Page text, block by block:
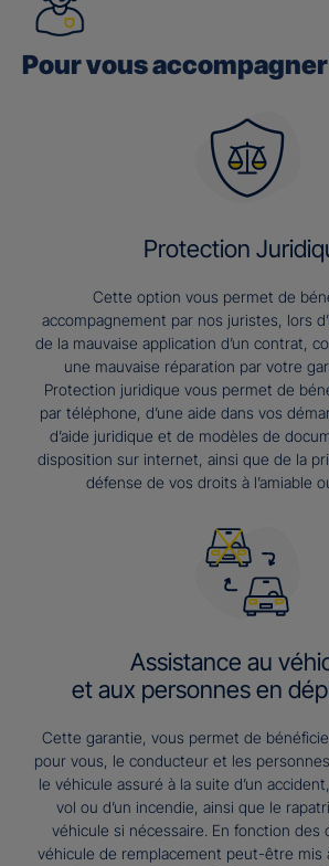
Pour vous
Protection
Cette option vous permet de
accompagnement par nos juristes, lors
de la mauvaise application d’un contrat,
une mauvaise réparation par votre
Protection juridique vous permet de
par téléphone, d’une aide dans vos
d’aide juridique et de modèles de
disposition sur internet, ainsi que de la
défense de vos droits à l’amiable
Assistance au
et aux personnes en
Cette garantie, vous permet de
pour vous, le conducteur et les
le véhicule assuré à la suite d’un
vol ou d’un incendie, ainsi que le
véhicule si nécessaire. En fonction des
véhicule de remplacement peut-être mis